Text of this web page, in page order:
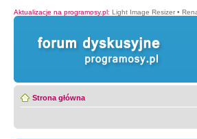
Aktualizacje na programosy.pl: Light Image Resizer •
Strona główna